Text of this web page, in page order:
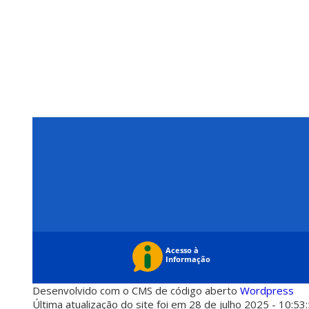
Desenvolvido com o CMS de código aberto Wordpress
Última atualização do site foi em 28 de julho 2025 -